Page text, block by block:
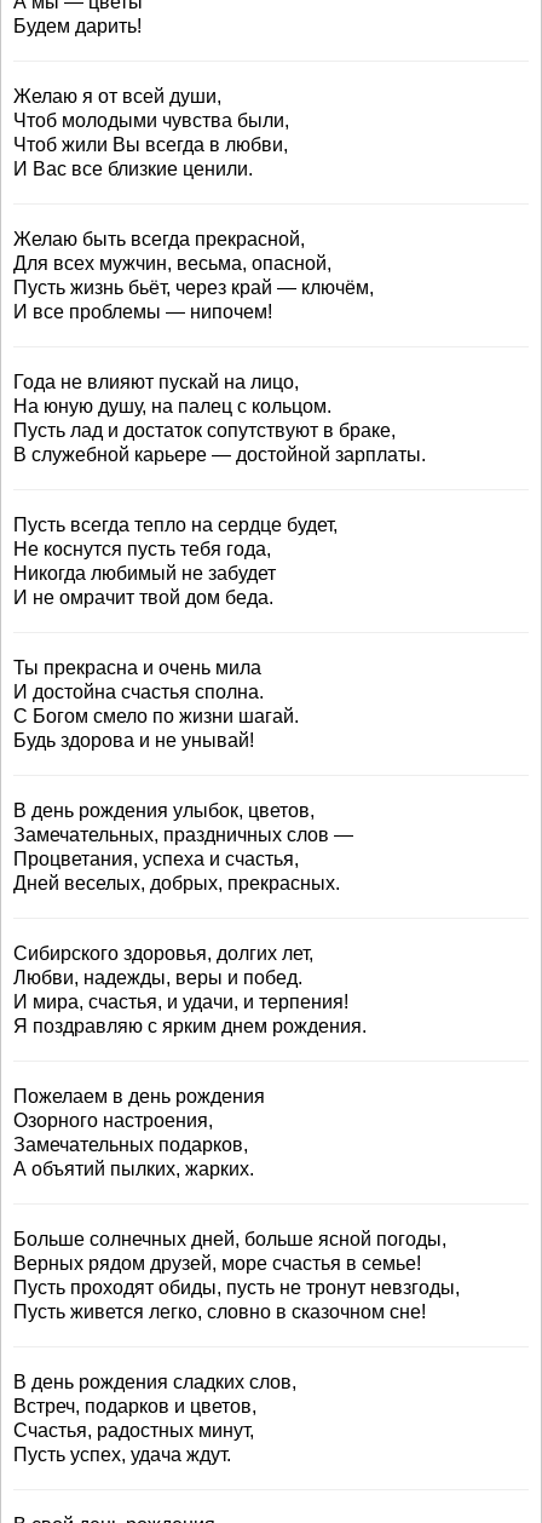
Будем дарить!
Желаю я от всей души,
Чтоб молодыми чувства были,
Чтоб жили Вы всегда в любви,
И Вас все близкие ценили.
Желаю быть всегда прекрасной,
Для всех мужчин, весьма, опасной,
Пусть жизнь бьёт, через край — ключём,
И все проблемы — нипочем!
Года не влияют пускай на лицо,
На юную душу, на палец с кольцом.
Пусть лад и достаток сопутствуют в браке,
В служебной карьере — достойной зарплаты.
Пусть всегда тепло на сердце будет,
Не коснутся пусть тебя года,
Никогда любимый не забудет
И не омрачит твой дом беда.
Ты прекрасна и очень мила
И достойна счастья сполна.
С Богом смело по жизни шагай.
Будь здорова и не унывай!
В день рождения улыбок, цветов,
Замечательных, праздничных слов —
Процветания, успеха и счастья,
Дней веселых, добрых, прекрасных.
Сибирского здоровья, долгих лет,
Любви, надежды, веры и побед.
И мира, счастья, и удачи, и терпения!
Я поздравляю с ярким днем рождения.
Пожелаем в день рождения
Озорного настроения,
Замечательных подарков,
А объятий пылких, жарких.
Больше солнечных дней, больше ясной погоды,
Верных рядом друзей, море счастья в семье!
Пусть проходят обиды, пусть не тронут невзгоды,
Пусть живется легко, словно в сказочном сне!
В день рождения сладких слов,
Встреч, подарков и цветов,
Счастья, радостных минут,
Пусть успех, удача ждут.